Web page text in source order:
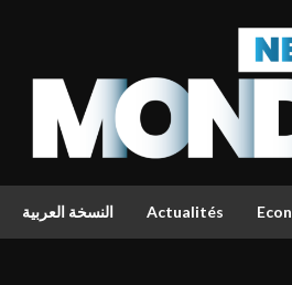
النسخة العربية Actualités